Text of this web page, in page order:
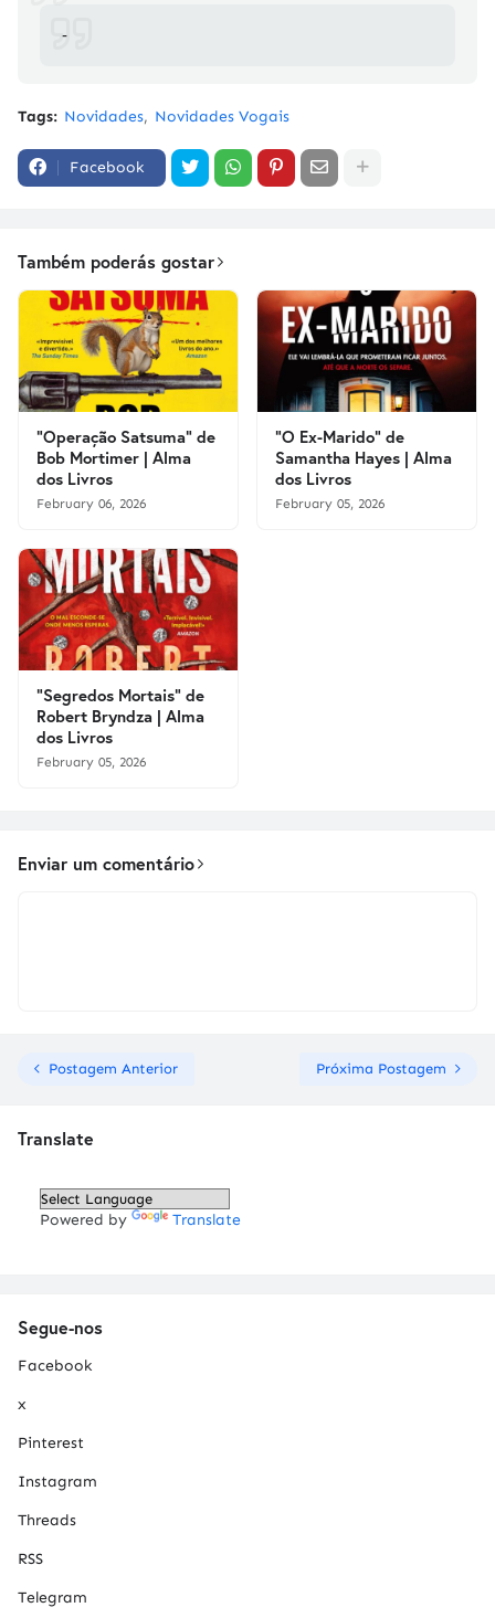
-
Tags: Novidades Novidades Vogais
Facebook
Também poderás gostar
"Operação Satsuma" de
Bob Mortimer | Alma
dos Livros
February 06, 2026
"O Ex-Marido" de
Samantha Hayes | Alma
dos Livros
February 05, 2026
"Segredos Mortais" de
Robert Bryndza | Alma
dos Livros
February 05, 2026
Enviar um comentário
Postagem Anterior Próxima Postagem
Translate
Powered by Translate
Segue-nos
Facebook
x
Pinterest
Instagram
Threads
RSS
Telegram